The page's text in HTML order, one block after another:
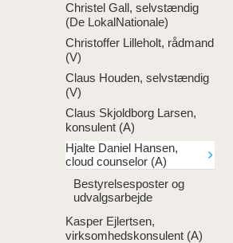
Christel Gall, selvstændig
(De LokalNationale)
Christoffer Lilleholt, rådmand
(V)
Claus Houden, selvstændig
(V)
Claus Skjoldborg Larsen,
konsulent (A)
Hjalte Daniel Hansen,
cloud counselor (A)
Bestyrelsesposter og
udvalgsarbejde
Kasper Ejlertsen,
virksomhedskonsulent (A)